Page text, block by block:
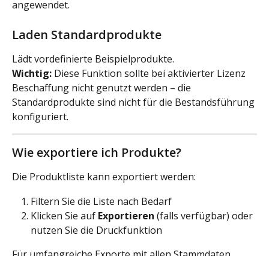
angewendet.
Laden Standardprodukte
Lädt vordefinierte Beispielprodukte.
Wichtig: Diese Funktion sollte bei aktivierter Lizenz
Beschaffung nicht genutzt werden – die
Standardprodukte sind nicht für die Bestandsführung
konfiguriert.
Wie exportiere ich Produkte?
Die Produktliste kann exportiert werden:
Filtern Sie die Liste nach Bedarf
Klicken Sie auf Exportieren (falls verfügbar) oder
nutzen Sie die Druckfunktion